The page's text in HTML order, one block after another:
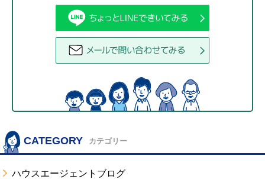
CATEGORY カテゴリー
ハウスエージェントブログ